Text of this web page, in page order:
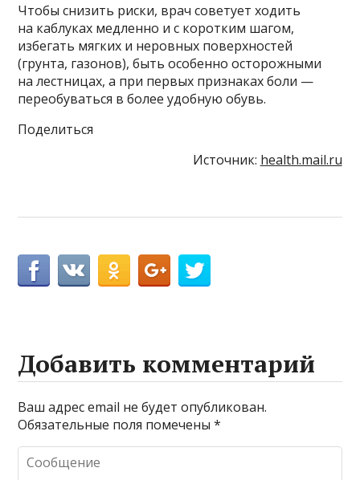
Чтобы снизить риски, врач советует ходить
на каблуках медленно и с коротким шагом,
избегать мягких и неровных поверхностей
(грунта, газонов), быть особенно осторожными
на лестницах, а при первых признаках боли —
переобуваться в более удобную обувь.
Поделиться
Источник: health.mail.ru
Добавить комментарий
Ваш адрес email не будет опубликован.
Обязательные поля помечены*